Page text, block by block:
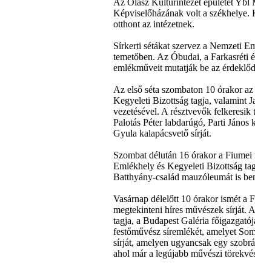
Az Olasz Kultúrintézet épületét Ybl
Képviselőházának volt a székhelye.
otthont az intézetnek.
Sírkerti sétákat szervez a Nemzeti
temetőben. Az Óbudai, a Farkasréti
emlékműveit mutatják be az
Az első séta szombaton 10 órakor
Kegyeleti Bizottság tagja, valamint
vezetésével. A résztvevők
Palotás Péter labdarúgó, Parti
Gyula kalapácsvető sírját.
Szombat délután 16 órakor a
Emlékhely és Kegyeleti Bizottság
Batthyány-család mauzóleumát is
Vasárnap délelőtt 10 órakor ismét a
megtekinteni híres művészek sírját.
tagja, a Budapest Galéria
festőművész síremlékét, amelyet
sírját, amelyen ugyancsak egy
ahol már a legújabb művészi